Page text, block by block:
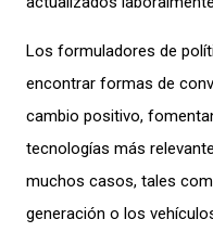
Los formuladores de
encontrar formas de
cambio positivo,
tecnologías más
muchos casos, tales
generación o los